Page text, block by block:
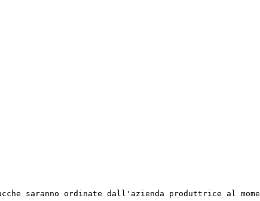
saranno ordinate dall'azienda produttrice al